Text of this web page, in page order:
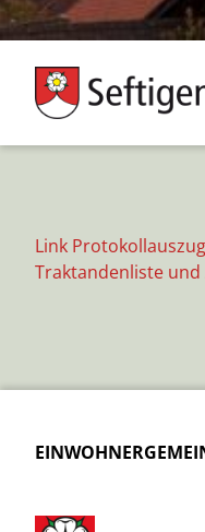
Link
Traktandenliste und